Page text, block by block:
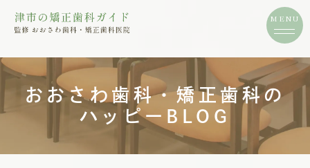
おおさわ歯科・矯正歯科の
ハッピーBLOG